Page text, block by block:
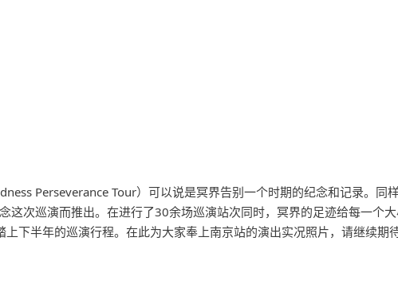
Perseverance Tour）可以说是冥界告别一个时期的纪念和记录。同
这次巡演而推出。在进行了30余场巡演站次同时，冥界的足迹给每一个
下半年的巡演行程。在此为大家奉上南京站的演出实况照片，请继续期